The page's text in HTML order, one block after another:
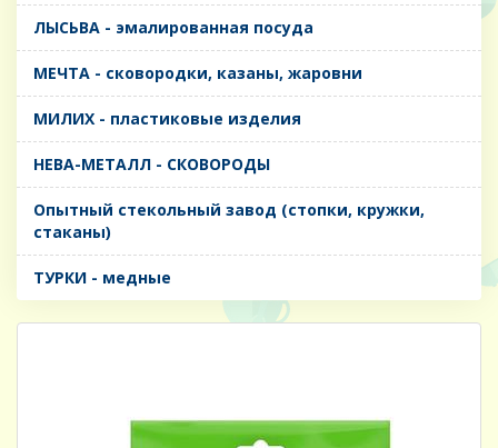
ЛЫСЬВА - эмалированная посуда
МЕЧТА - сковородки, казаны, жаровни
МИЛИХ - пластиковые изделия
НЕВА-МЕТАЛЛ - СКОВОРОДЫ
Опытный стекольный завод (стопки, кружки,
стаканы)
ТУРКИ - медные